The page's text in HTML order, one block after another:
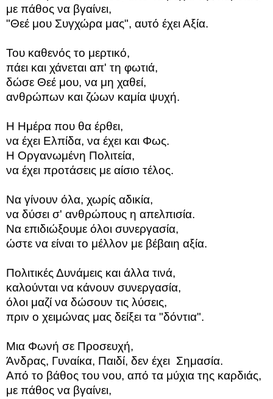
με πάθος να βγαίνει,
"Θεέ μου Συγχώρα μας", αυτό έχει Αξία.
Του καθενός το μερτικό,
πάει και χάνεται απ' τη φωτιά,
δώσε Θεέ μου, να μη χαθεί,
ανθρώπων και ζώων καμία ψυχή.
Η Ημέρα που θα έρθει,
να έχει Ελπίδα, να έχει και Φως.
Η Οργανωμένη Πολιτεία,
να έχει προτάσεις με αίσιο τέλος.
Να γίνουν όλα, χωρίς αδικία,
να δύσει σ' ανθρώπους η απελπισία.
Να επιδιώξουμε όλοι συνεργασία,
ώστε να είναι το μέλλον με βέβαιη αξία.
Πολιτικές Δυνάμεις και άλλα τινά,
καλούνται να κάνουν συνεργασία,
όλοι μαζί να δώσουν τις λύσεις,
πριν ο χειμώνας μας δείξει τα "δόντια".
Μια Φωνή σε Προσευχή,
Άνδρας, Γυναίκα, Παιδί, δεν έχει Σημασία.
Από το βάθος του νου, από τα μύχια της καρδιάς,
με πάθος να βγαίνει,